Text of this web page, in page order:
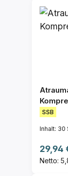
SSB
Inhalt: 30
29,94
Netto: